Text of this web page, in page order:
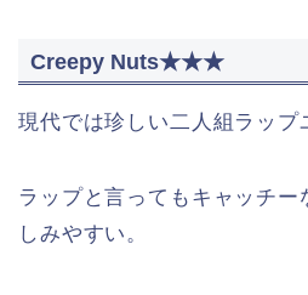
Creepy Nuts★★★
現代では珍しい二人組ラップ
ラップと言ってもキャッチ
しみやすい。